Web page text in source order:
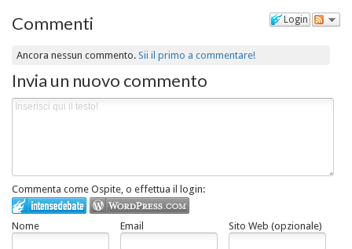
Login
Commenti
Ancora nessun commento.Sii il primo a commentare!
Invia un nuovo commento
Commenta come Ospite, o effettua il login:
Nome Email Sito Web (opzionale)